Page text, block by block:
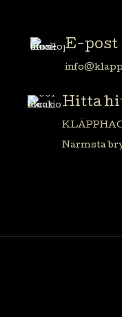
E-post
Hitta
Närmsta